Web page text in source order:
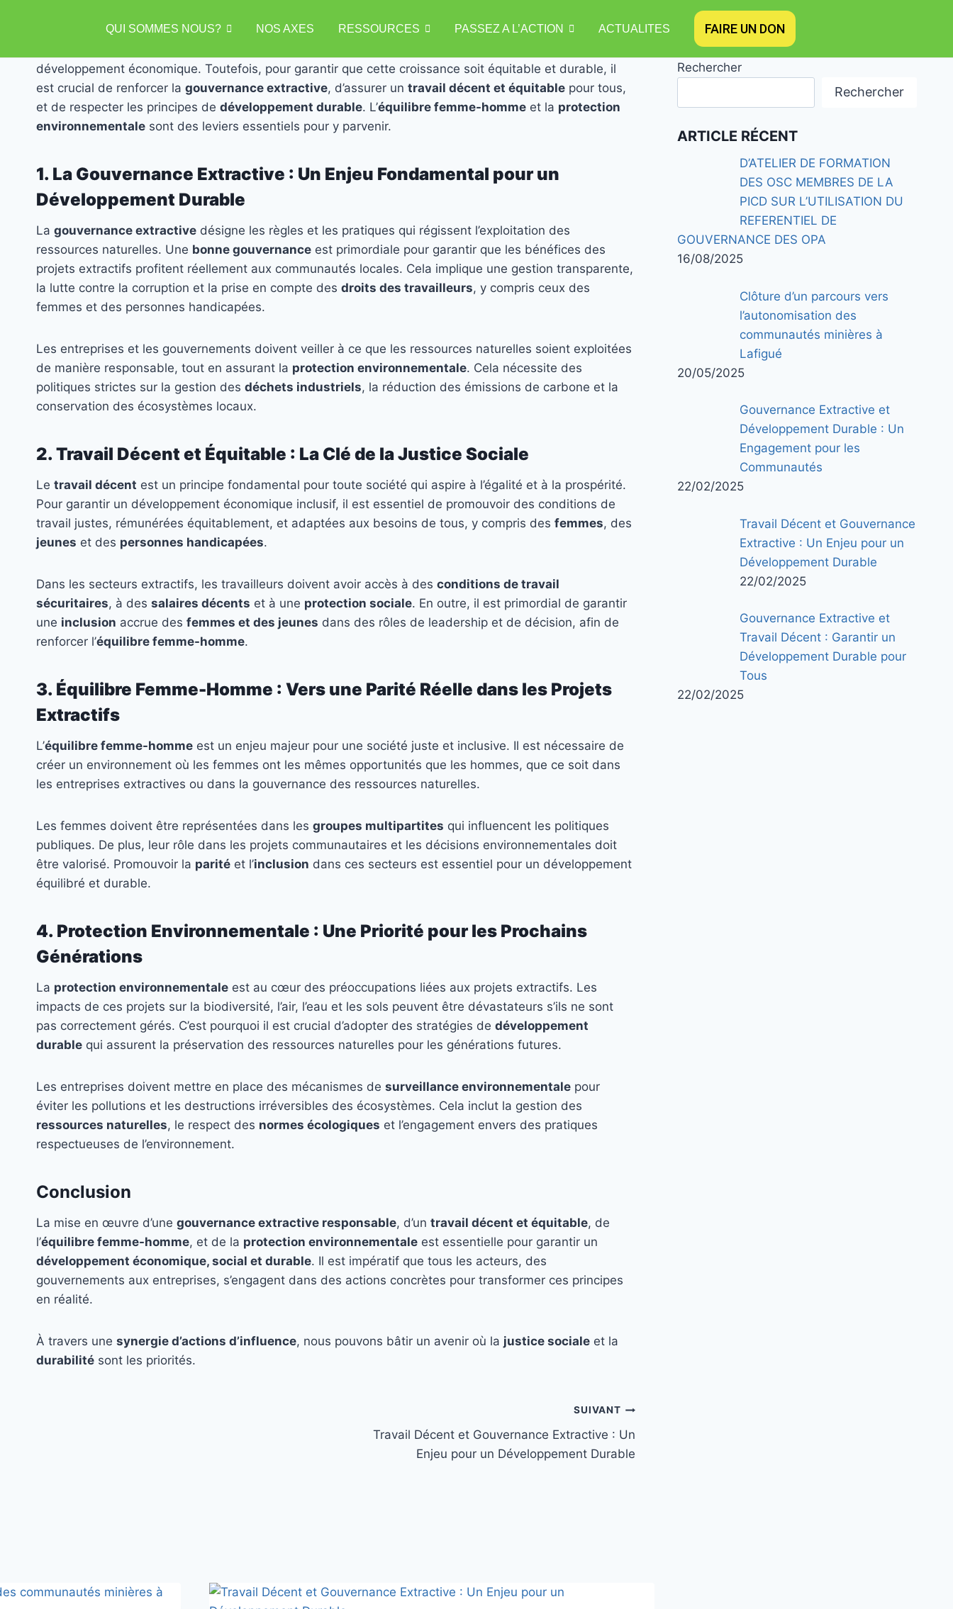
QUI SOMMES NOUS? NOS AXES RESSOURCES PASSEZ A L’ACTION ACTUALITES FAIRE UN DON
Introduction
développement économique. Toutefois, pour garantir que cette croissance soit équitable et durable, il
est crucial de renforcer la gouvernance extractive, d’assurer un travail décent et équitable pour tous,
et de respecter les principes de développement durable. L’équilibre femme-homme et la protection
environnementale sont des leviers essentiels pour y parvenir.
1. La Gouvernance Extractive : Un Enjeu Fondamental pour un
Développement Durable
La gouvernance extractive désigne les règles et les pratiques qui régissent l’exploitation des
ressources naturelles. Une bonne gouvernance est primordiale pour garantir que les bénéfices des
projets extractifs profitent réellement aux communautés locales. Cela implique une gestion transparente,
la lutte contre la corruption et la prise en compte des droits des travailleurs, y compris ceux des
femmes et des personnes handicapées.
Les entreprises et les gouvernements doivent veiller à ce que les ressources naturelles soient exploitées
de manière responsable, tout en assurant la protection environnementale. Cela nécessite des
politiques strictes sur la gestion des déchets industriels, la réduction des émissions de carbone et la
conservation des écosystèmes locaux.
2. Travail Décent et Équitable : La Clé de la Justice Sociale
Le travail décent est un principe fondamental pour toute société qui aspire à l’égalité et à la prospérité.
Pour garantir un développement économique inclusif, il est essentiel de promouvoir des conditions de
travail justes, rémunérées équitablement, et adaptées aux besoins de tous, y compris des femmes, des
jeunes et des personnes handicapées.
Dans les secteurs extractifs, les travailleurs doivent avoir accès à des conditions de travail
sécuritaires, à des salaires décents et à une protection sociale. En outre, il est primordial de garantir
une inclusion accrue des femmes et des jeunes dans des rôles de leadership et de décision, afin de
renforcer l’équilibre femme-homme.
3. Équilibre Femme-Homme : Vers une Parité Réelle dans les Projets
Extractifs
L’équilibre femme-homme est un enjeu majeur pour une société juste et inclusive. Il est nécessaire de
créer un environnement où les femmes ont les mêmes opportunités que les hommes, que ce soit dans
les entreprises extractives ou dans la gouvernance des ressources naturelles.
Les femmes doivent être représentées dans les groupes multipartites qui influencent les politiques
publiques. De plus, leur rôle dans les projets communautaires et les décisions environnementales doit
être valorisé. Promouvoir la parité et l’inclusion dans ces secteurs est essentiel pour un développement
équilibré et durable.
4. Protection Environnementale : Une Priorité pour les Prochains
Générations
La protection environnementale est au cœur des préoccupations liées aux projets extractifs. Les
impacts de ces projets sur la biodiversité, l’air, l’eau et les sols peuvent être dévastateurs s’ils ne sont
pas correctement gérés. C’est pourquoi il est crucial d’adopter des stratégies de développement
durable qui assurent la préservation des ressources naturelles pour les générations futures.
Les entreprises doivent mettre en place des mécanismes de surveillance environnementale pour
éviter les pollutions et les destructions irréversibles des écosystèmes. Cela inclut la gestion des
ressources naturelles, le respect des normes écologiques et l’engagement envers des pratiques
respectueuses de l’environnement.
Conclusion
La mise en œuvre d’une gouvernance extractive responsable, d’un travail décent et équitable, de
l’équilibre femme-homme, et de la protection environnementale est essentielle pour garantir un
développement économique, social et durable. Il est impératif que tous les acteurs, des
gouvernements aux entreprises, s’engagent dans des actions concrètes pour transformer ces principes
en réalité.
À travers une synergie d’actions d’influence, nous pouvons bâtir un avenir où la justice sociale et la
durabilité sont les priorités.
SUIVANT
Travail Décent et Gouvernance Extractive : Un
Enjeu pour un Développement Durable
Rechercher
Rechercher
ARTICLE RÉCENT
D’ATELIER DE FORMATION
DES OSC MEMBRES DE LA
PICD SUR L’UTILISATION DU
REFERENTIEL DE
GOUVERNANCE DES OPA
16/08/2025
Clôture d’un parcours vers
l’autonomisation des
communautés minières à
Lafigué
20/05/2025
Gouvernance Extractive et
Développement Durable : Un
Engagement pour les
Communautés
22/02/2025
Travail Décent et Gouvernance
Extractive : Un Enjeu pour un
Développement Durable
22/02/2025
Gouvernance Extractive et
Travail Décent : Garantir un
Développement Durable pour
Tous
22/02/2025